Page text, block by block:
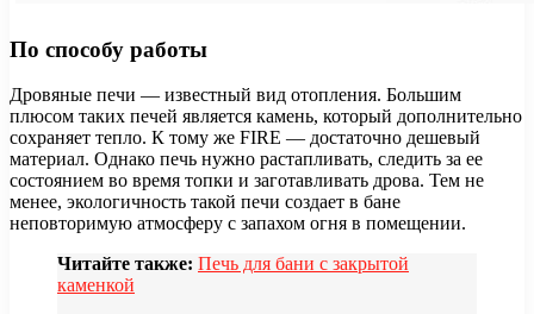
По способу работы
Дровяные печи — известный вид отопления. Большим
плюсом таких печей является камень, который дополнительно
сохраняет тепло. К тому же FIRE — достаточно дешевый
материал. Однако печь нужно растапливать, следить за ее
состоянием во время топки и заготавливать дрова. Тем не
менее, экологичность такой печи создает в бане
неповторимую атмосферу с запахом огня в помещении.
Читайте также: Печь для бани с закрытой
каменкой